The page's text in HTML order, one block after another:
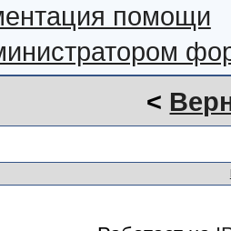
помощи
<